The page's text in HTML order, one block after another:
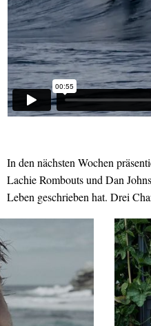
In den nächsten Wochen
Lachie Rombouts und Dan
Leben geschrieben hat. Drei